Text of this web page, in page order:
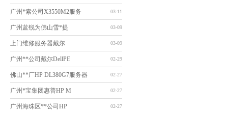
广州*索公司X3550M2服务 03-11
广州蓝锐为佛山雪*提 03-09
上门维修服务器戴尔 03-09
广州**公司戴尔DellPE 02-29
佛山**厂HP DL380G7服务器 02-27
广州*宝集团惠普HP M 02-27
广州海珠区**公司HP 02-27